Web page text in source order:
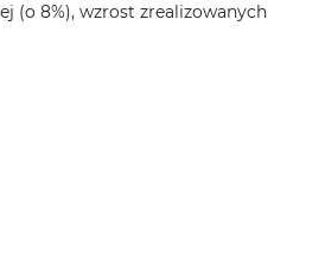
(o 8%), wzrost zrealizowanych